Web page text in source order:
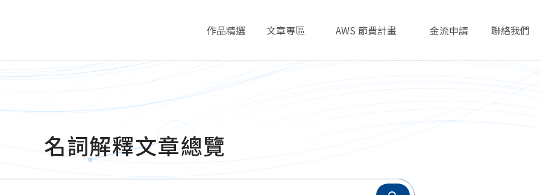
作品精選 文章專區 AWS 節費計畫 金流申請 聯絡我們
名詞解釋文章總覽